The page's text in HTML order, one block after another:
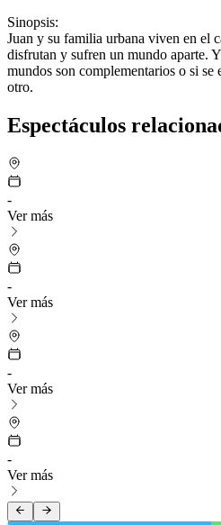
Sinopsis:
Juan y su familia urbana viven en el
disfrutan y sufren un mundo aparte.
mundos son complementarios o si
otro.
Espectáculos
-
Ver más
-
Ver más
-
Ver más
-
Ver más